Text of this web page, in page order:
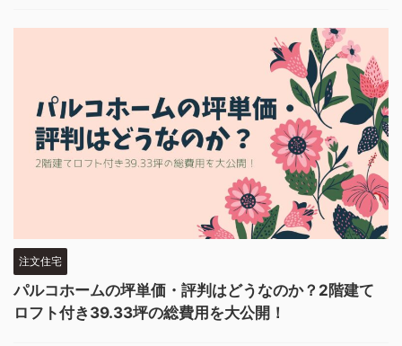
注文住宅
パルコホームの坪単価・評判はどうなのか？2階建て
ロフト付き39.33坪の総費用を大公開！